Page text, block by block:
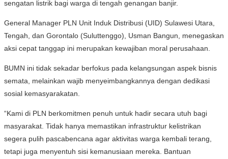
sengatan listrik bagi warga di tengah genangan banjir.
General Manager PLN Unit Induk Distribusi (UID) Sulawesi Utara,
Tengah, dan Gorontalo (Suluttenggo), Usman Bangun, menegaskan
aksi cepat tanggap ini merupakan kewajiban moral perusahaan.
BUMN ini tidak sekadar berfokus pada kelangsungan aspek bisnis
semata, melainkan wajib menyeimbangkannya dengan dedikasi
sosial kemasyarakatan.
“Kami di PLN berkomitmen penuh untuk hadir secara utuh bagi
masyarakat. Tidak hanya memastikan infrastruktur kelistrikan
segera pulih pascabencana agar aktivitas warga kembali terang,
tetapi juga menyentuh sisi kemanusiaan mereka. Bantuan